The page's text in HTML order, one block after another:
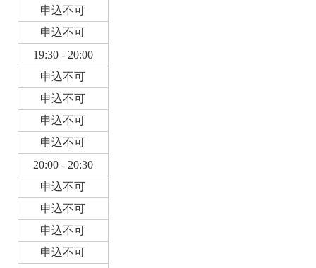
申込不可
申込不可
19:30 - 20:00
申込不可
申込不可
申込不可
申込不可
20:00 - 20:30
申込不可
申込不可
申込不可
申込不可